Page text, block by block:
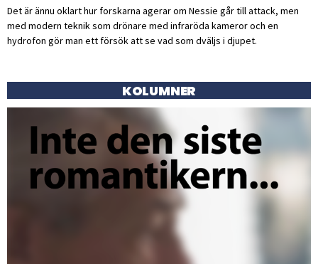
Det är ännu oklart hur forskarna agerar om Nessie går till attack, men
med modern teknik som drönare med infraröda kameror och en
hydrofon gör man ett försök att se vad som dväljs i djupet.
KOLUMNER